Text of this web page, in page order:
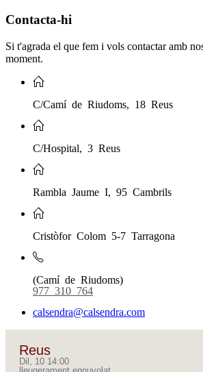
Contacta-hi
Si t'agrada el que fem i vols contactar amb
moment.
C/Camí de Riudoms, 18 Reus
C/Hospital, 3 Reus
Rambla Jaume I, 95 Cambrils
Cristòfor Colom 5-7 Tarragona
(Camí de Riudoms)
977 310 764
calsendra@calsendra.com
Reus
Dil, 10 14:00
lleugerament ennuvolat